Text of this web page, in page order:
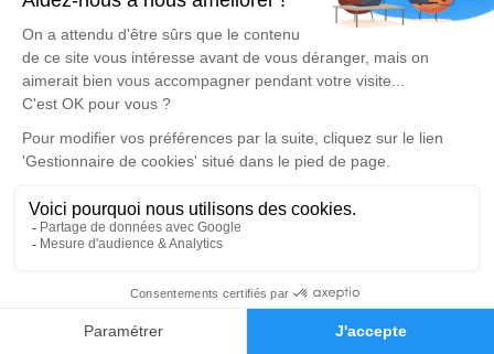
Faire-part Hommages
d'expression dédié à honorer la mémoire de Thérèse
BARBERA.
Un service de plantation d’arbre hommage est
disponible ici.
Je rends hommage
Cérémonie religieuse
Église de Sorède
66690 Sorède